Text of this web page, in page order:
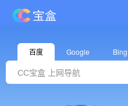
百度 Google Bing